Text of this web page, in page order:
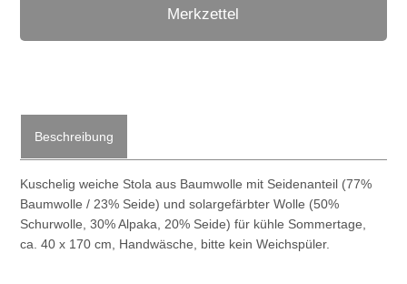
Merkzettel
Beschreibung
Kuschelig weiche Stola aus Baumwolle mit Seidenanteil (77%
Baumwolle / 23% Seide) und solargefärbter Wolle (50%
Schurwolle, 30% Alpaka, 20% Seide) für kühle Sommertage,
ca. 40 x 170 cm, Handwäsche, bitte kein Weichspüler.